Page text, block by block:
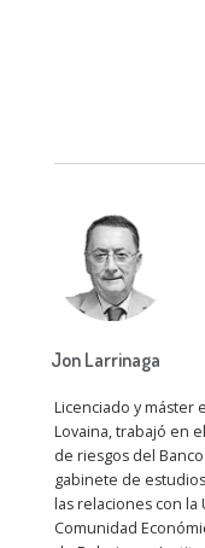
Jon Larrinaga
Licenciado y máster
Lovaina, trabajó en
de riesgos del
gabinete de
las relaciones con la
Comunidad